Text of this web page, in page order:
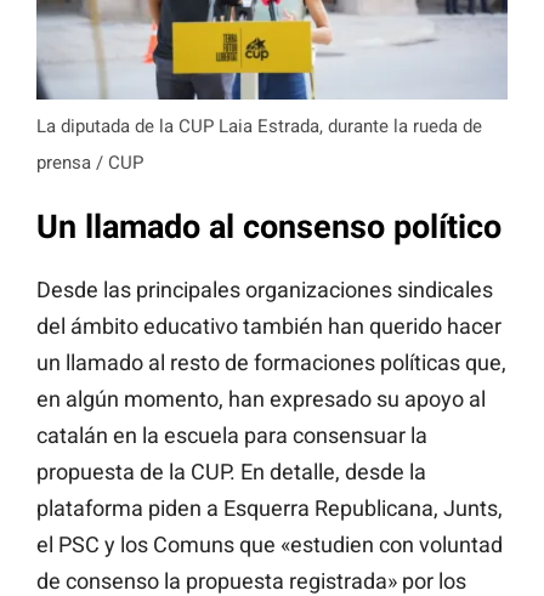
La diputada de la CUP Laia Estrada, durante la rueda de
prensa / CUP
Un llamado al consenso político
Desde las principales organizaciones sindicales
del ámbito educativo también han querido hacer
un llamado al resto de formaciones políticas que,
en algún momento, han expresado su apoyo al
catalán en la escuela para consensuar la
propuesta de la CUP. En detalle, desde la
plataforma piden a Esquerra Republicana, Junts,
el PSC y los Comuns que «estudien con voluntad
de consenso la propuesta registrada» por los